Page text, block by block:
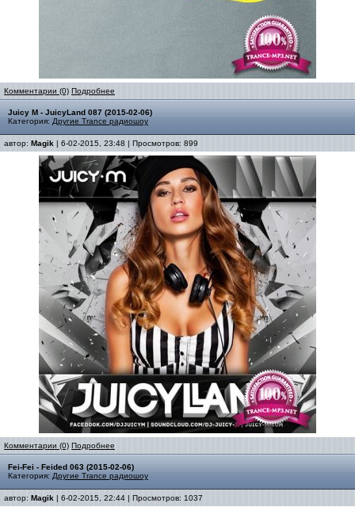
Комментарии (0) Подробнее
Juicy M - JuicyLand 087 (2015-02-06)
Категория: Другие Trance радиошоу
автор: Magik | 6-02-2015, 23:48 | Просмотров: 899
Комментарии (0) Подробнее
Fei-Fei - Feided 063 (2015-02-06)
Категория: Другие Trance радиошоу
автор: Magik | 6-02-2015, 22:44 | Просмотров: 1037